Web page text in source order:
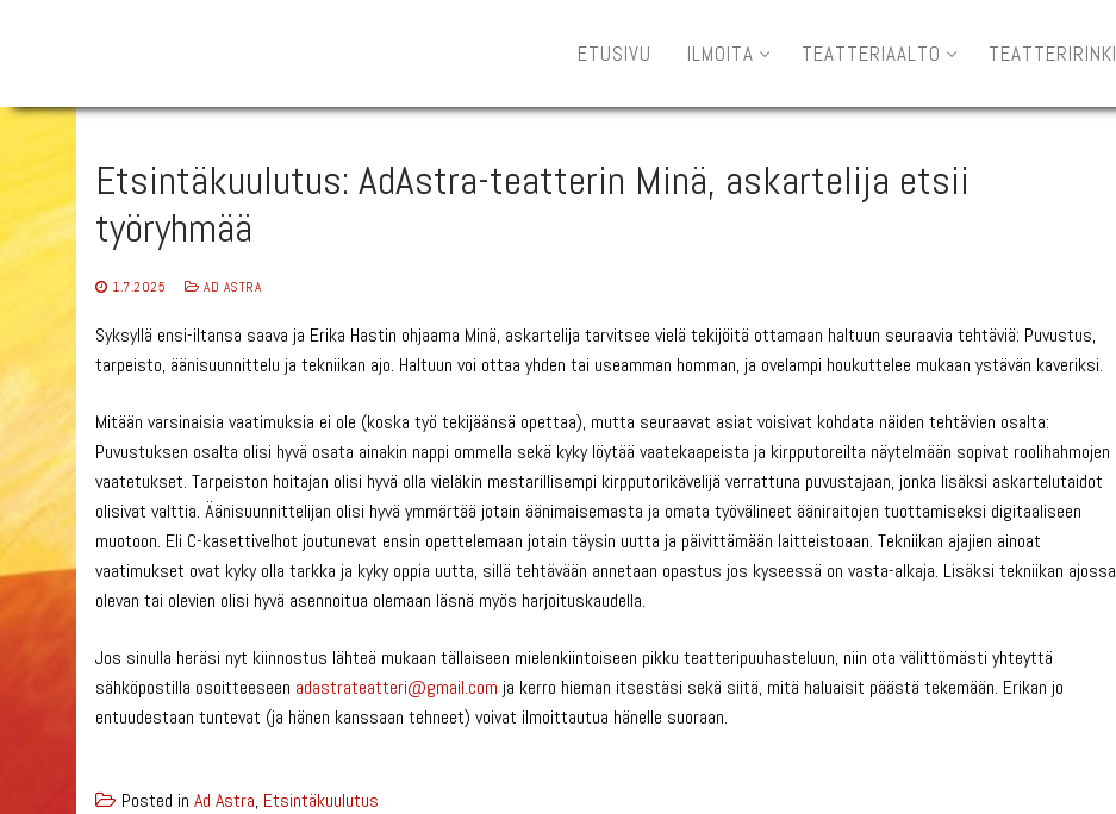
ETUSIVU ILMOITA TEATTERIAALTO TEATTERIRINKI
Etsintäkuulutus: AdAstra-teatterin Minä, askartelija etsii
työryhmää
1.7.2025 AD ASTRA
Syksyllä ensi-iltansa saava ja Erika Hastin ohjaama Minä, askartelija tarvitsee vielä tekijöitä ottamaan haltuun seuraavia tehtäviä: Puvustus,
tarpeisto, äänisuunnittelu ja tekniikan ajo. Haltuun voi ottaa yhden tai useamman homman, ja ovelampi houkuttelee mukaan ystävän kaveriksi.
Mitään varsinaisia vaatimuksia ei ole (koska työ tekijäänsä opettaa), mutta seuraavat asiat voisivat kohdata näiden tehtävien osalta:
Puvustuksen osalta olisi hyvä osata ainakin nappi ommella sekä kyky löytää vaatekaapeista ja kirpputoreilta näytelmään sopivat roolihahmojen
vaatetukset. Tarpeiston hoitajan olisi hyvä olla vieläkin mestarillisempi kirpputorikävelijä verrattuna puvustajaan, jonka lisäksi askartelutaidot
olisivat valttia. Äänisuunnittelijan olisi hyvä ymmärtää jotain äänimaisemasta ja omata työvälineet ääniraitojen tuottamiseksi digitaaliseen
muotoon. Eli C-kasettivelhot joutunevat ensin opettelemaan jotain täysin uutta ja päivittämään laitteistoaan. Tekniikan ajajien ainoat
vaatimukset ovat kyky olla tarkka ja kyky oppia uutta, sillä tehtävään annetaan opastus jos kyseessä on vasta-alkaja. Lisäksi tekniikan ajossa
olevan tai olevien olisi hyvä asennoitua olemaan läsnä myös harjoituskaudella.
Jos sinulla heräsi nyt kiinnostus lähteä mukaan tällaiseen mielenkiintoiseen pikku teatteripuuhasteluun, niin ota välittömästi yhteyttä
sähköpostilla osoitteeseen adastrateatteri@gmail.com ja kerro hieman itsestäsi sekä siitä, mitä haluaisit päästä tekemään. Erikan jo
entuudestaan tuntevat (ja hänen kanssaan tehneet) voivat ilmoittautua hänelle suoraan.
Posted in Ad Astra, Etsintäkuulutus